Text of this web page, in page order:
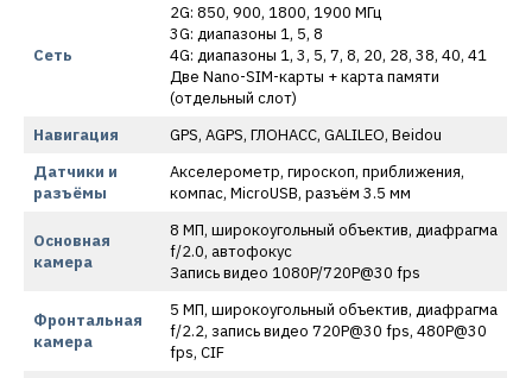
Сеть
2G: 850, 900, 1800, 1900 МГц
3G: диапазоны 1, 5, 8
4G: диапазоны 1, 3, 5, 7, 8, 20, 28, 38, 40, 41
Две Nano-SIM-карты + карта памяти
(отдельный слот)
Навигация
GPS, AGPS, ГЛОНАСС, GALILEO, Beidou
Датчики и
разъёмы
Акселерометр, гироскоп, приближения,
компас, MicroUSB, разъём 3.5 мм
Основная
камера
8 МП, широкоугольный объектив, диафрагма
f/2.0, автофокус
Запись видео 1080P/720P@30 fps
Фронтальная
камера
5 МП, широкоугольный объектив, диафрагма
f/2.2, запись видео 720P@30 fps, 480P@30
fps, CIF